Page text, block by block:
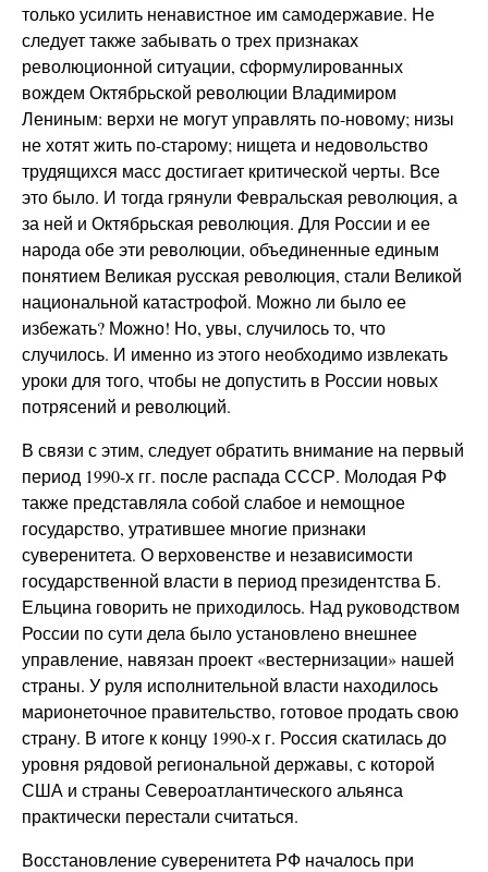
только усилить ненавистное им самодержавие. Не
следует также забывать о трех признаках
революционной ситуации, сформулированных
вождем Октябрьской революции Владимиром
Лениным: верхи не могут управлять по-новому; низы
не хотят жить по-старому; нищета и недовольство
трудящихся масс достигает критической черты. Все
это было. И тогда грянули Февральская революция, а
за ней и Октябрьская революция. Для России и ее
народа обе эти революции, объединенные единым
понятием Великая русская революция, стали Великой
национальной катастрофой. Можно ли было ее
избежать? Можно! Но, увы, случилось то, что
случилось. И именно из этого необходимо извлекать
уроки для того, чтобы не допустить в России новых
потрясений и революций.
В связи с этим, следует обратить внимание на первый
период 1990-х гг. после распада СССР. Молодая РФ
также представляла собой слабое и немощное
государство, утратившее многие признаки
суверенитета. О верховенстве и независимости
государственной власти в период президентства Б.
Ельцина говорить не приходилось. Над руководством
России по сути дела было установлено внешнее
управление, навязан проект «вестернизации» нашей
страны. У руля исполнительной власти находилось
марионеточное правительство, готовое продать свою
страну. В итоге к концу 1990-х г. Россия скатилась до
уровня рядовой региональной державы, с которой
США и страны Североатлантического альянса
практически перестали считаться.
Восстановление суверенитета РФ началось при